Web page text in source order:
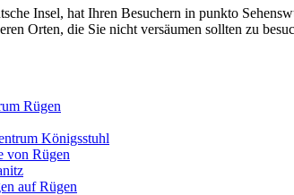
Insel, hat Ihren Besuchern in punkto
Orten, die Sie nicht versäumen sollten zu
Rügen
Königsstuhl
von Rügen
auf Rügen